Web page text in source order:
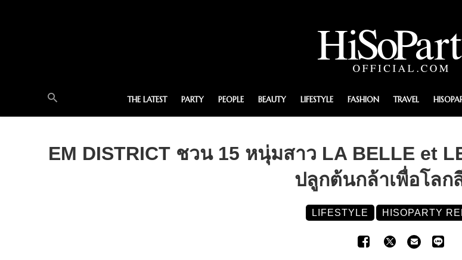
THE LATEST PARTY PEOPLE BEAUTY LIFESTYLE FASHION TRAVEL
EM DISTRICT ชวน 15 หนุ่มสาว LA BELLE et
ปลูกต้นกล้าเพื่อโลก
LIFESTYLE HISOPARTY